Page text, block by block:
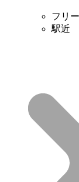
フリ
駅近